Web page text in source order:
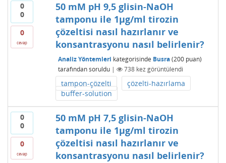
0
0
0
cevap
50 mM pH 9,5 glisin-NaOH
tamponu ile 1µg/ml tirozin
çözeltisi nasıl hazırlanır ve
konsantrasyonu nasıl belirlenir?
Analiz Yöntemleri kategorisinde Busra (200puan)
tarafından soruldu | 738kez görüntülendi
tampon-çözelti
çözelti-hazırlama
buffer-solution
0
0
0
cevap
50 mM pH 7,5 glisin-NaOH
tamponu ile 1µg/ml tirozin
çözeltisi nasıl hazırlanır ve
konsantrasyonu nasıl belirlenir?